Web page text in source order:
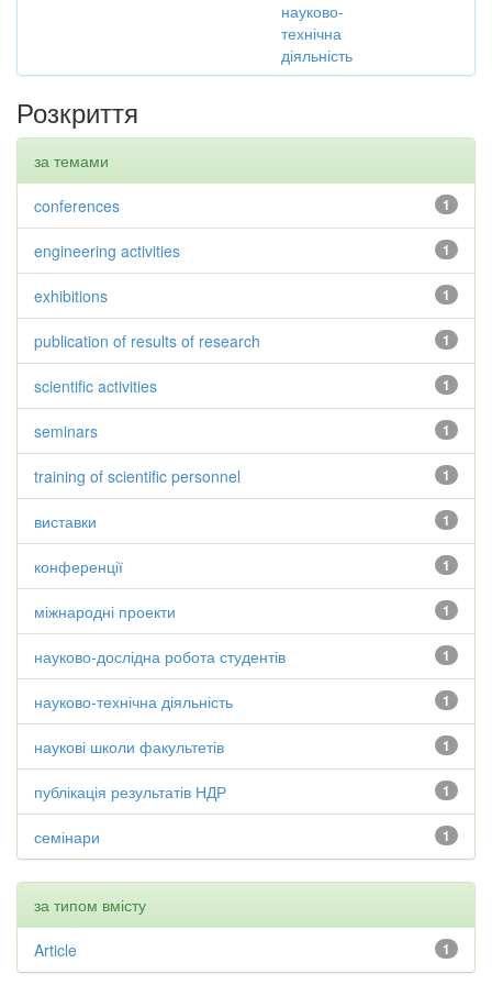
науково-
технічна
діяльність
Розкриття
за темами
1
conferences
1
engineering activities
1
exhibitions
1
publication of results of research
1
scientific activities
1
seminars
1
training of scientific personnel
1
виставки
1
конференції
1
міжнародні проекти
1
науково-дослідна робота студентів
1
науково-технічна діяльність
1
наукові школи факультетів
1
публікація результатів НДР
1
семінари
за типом вмісту
1
Article